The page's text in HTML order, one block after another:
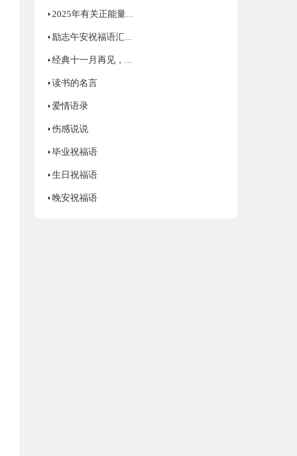
2025年有关正能量励志语录摘录57条
励志午安祝福语汇总（精选60句）
经典十一月再见，十二月你好唯美句子大全70句
读书的名言
爱情语录
伤感说说
毕业祝福语
生日祝福语
晚安祝福语